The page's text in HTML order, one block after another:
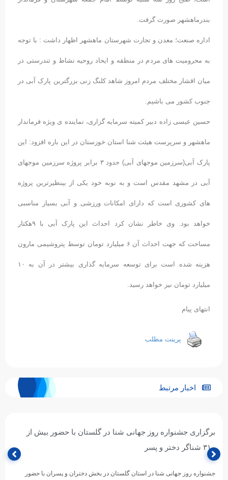
بندرماهشهر صورت گرفت.
اداره صنعت؛ معدن و تجارت شهرستان ماهشهر اظهار داشت : با توجه
به محرومیت های مردم در منطقه و ایحاد روحیه نشاط و تندرستی در
میان اقشار مختلف مردم امروز شاهد کلنگ زنی بزرگترین پارک آبی در
جنوب کشور می باشیم.
حسین عیسی زاده دبیر کمیته سرمایه گزاری، نماینده ی ویژه فرماندار
ماهشهر و سرپرست هیئت شنا استان خوزستان در این باره افزود: این
پارک آبی(سرزمین موجهای آبی) حدود ۳ برابر پروژه سرزمین موجهای
آبی در مشهد مقدس است و به نوبه خود یکی از بینظیرترین پروژه
های کشوری است که دارای امکانات ورزشی و آبی بسیار مناسبی
خواهد بود. وی خاطر نشان کرد احداث این پارک آبی با ۹هکتار
مساحت که جهت احداث آن ۶ میلیارد تومان توسط پتروشیمی مارون
هزینه شده است برای توسعه سرمایه گذاری بیشتر در آن به ۱۰
میلیارد تومان نیز خواهد رسید.
انتهای پیام
پرینت مطلب
اخبار مرتبط
برگزاری جشنواره روز جهانی شنا در گلستان با حضور بیش از
۳۱۰ شناگر دختر و پسر
جشنواره روز جهانی شنا در استان گلستان در بخش دختران و پسران با حضور